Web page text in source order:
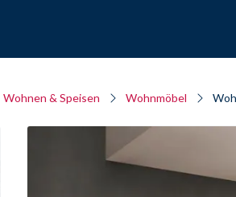
Wohnen & Speisen Wohnmöbel